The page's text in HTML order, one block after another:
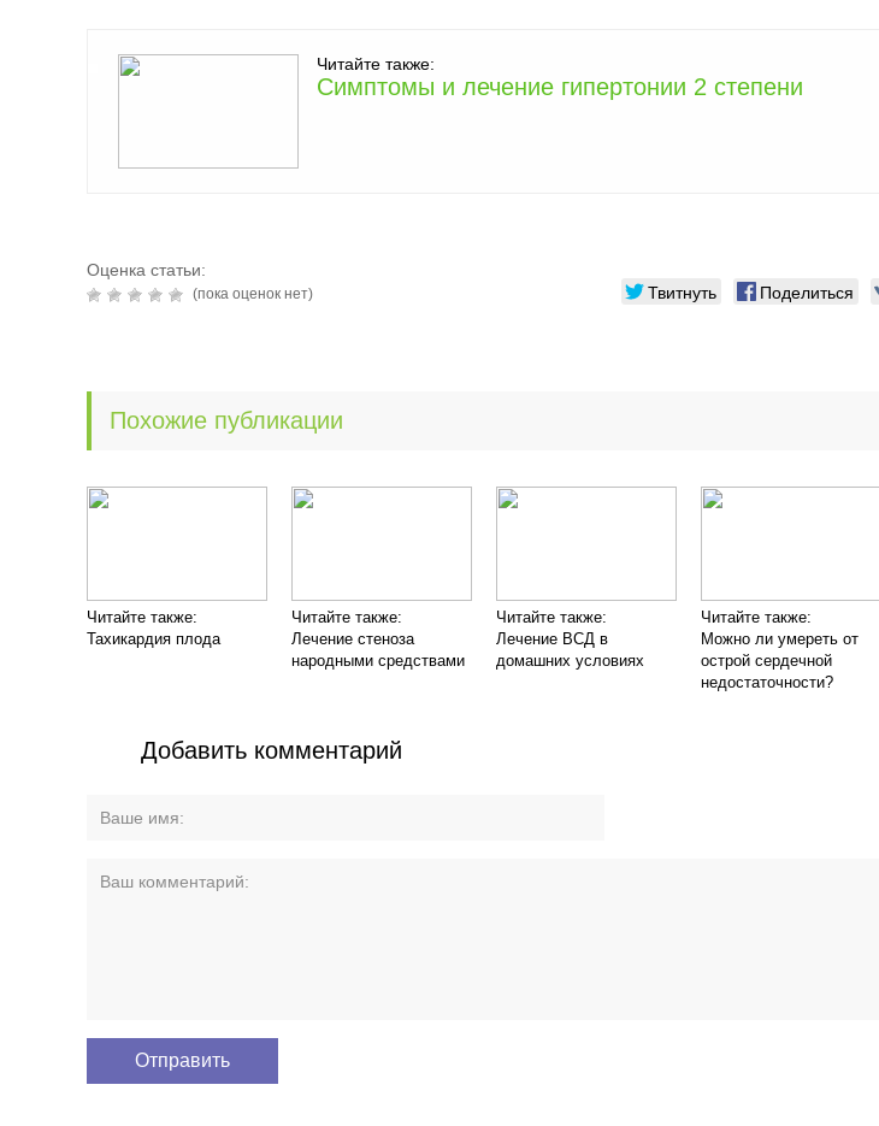
Читайте также:
Симптомы и лечение гипертонии 2 степени
Оценка статьи:
(пока оценок нет) Твитнуть Поделиться
Похожие публикации
Читайте также:
Тахикардия плода
Читайте также:
Лечение стеноза
народными средствами
Читайте также:
Лечение ВСД в
домашних условиях
Читайте также:
Можно ли умереть от
острой сердечной
недостаточности?
Добавить комментарий